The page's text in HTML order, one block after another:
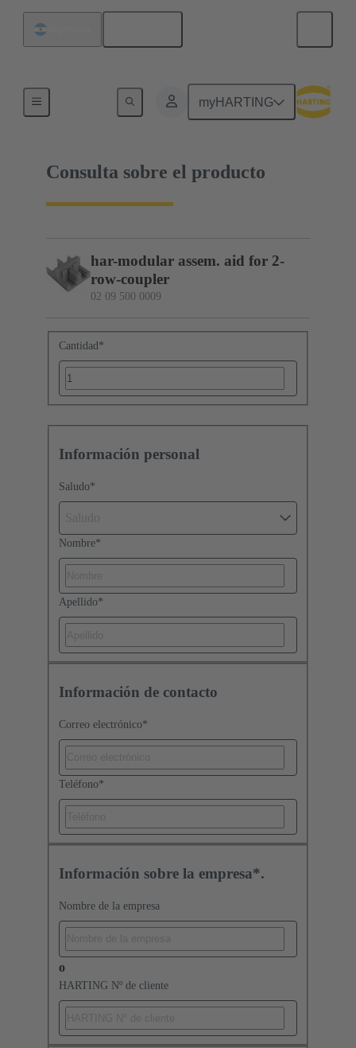
myHARTING
02 09 500 0009
Consulta sobre el producto
har-modular assem. aid for 2-
row-coupler
02 09 500 0009
Cantidad*
Información personal
Saludo*
Nombre*
Apellido*
Información de contacto
Correo electrónico*
Teléfono*
Información sobre la empresa*.
Nombre de la empresa
o
HARTING Nº de cliente